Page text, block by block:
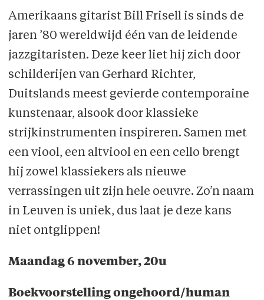
Amerikaans gitarist Bill Frisell is sinds de
jaren ’80 wereldwijd één van de leidende
jazzgitaristen. Deze keer liet hij zich door
schilderijen van Gerhard Richter,
Duitslands meest gevierde contemporaine
kunstenaar, alsook door klassieke
strijkinstrumenten inspireren. Samen met
een viool, een altviool en een cello brengt
hij zowel klassiekers als nieuwe
verrassingen uit zijn hele oeuvre. Zo’n naam
in Leuven is uniek, dus laat je deze kans
niet ontglippen!
Maandag 6 november, 20u
Boekvoorstelling ongehoord/human